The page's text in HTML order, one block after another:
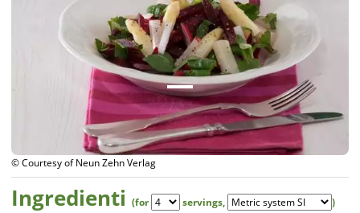
© Courtesy of Neun Zehn Verlag
Ingredienti (for servings, )